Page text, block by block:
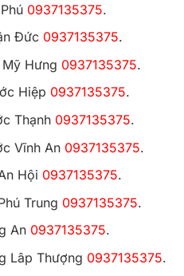
0937135375.
Đức 0937135375.
Hưng 0937135375.
Hiệp 0937135375.
Thạnh 0937135375.
Vĩnh An 0937135375.
Hội 0937135375.
Trung 0937135375.
An 0937135375.
Lâp Thượng 0937135375.